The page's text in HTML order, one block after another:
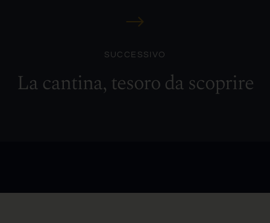
SUCCESSIVO
La cantina, tesoro da scoprire